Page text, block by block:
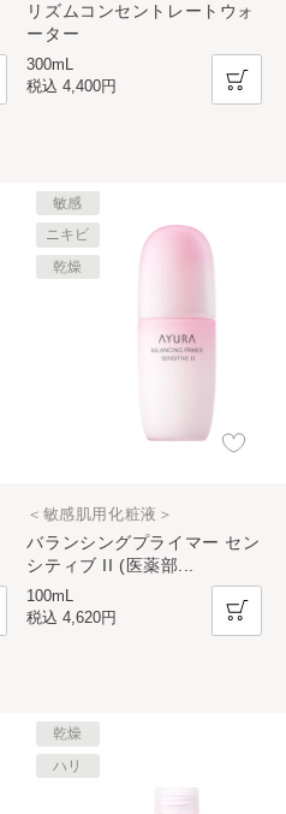
リズムコンセントレートウォ
ーター
300mL
税込4,400円
バランシングプライマー セン
シティブ II (医薬部
敏感
ニキビ
乾燥
＜敏感肌用化粧液＞
100mL
税込4,620円
乾燥
ハリ